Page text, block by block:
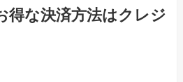
得な決済方法はクレジ